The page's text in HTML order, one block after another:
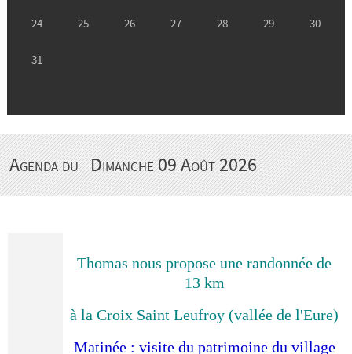
Agenda du Dimanche 09 Août 2026
Thomas nous propose une randonnée de
13 km
à la Croix Saint Leufroy (vallée de l'Eure)
Matinée : visite du patrimoine du village